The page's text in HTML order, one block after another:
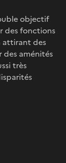
objectif
des fonctions
attirant des
aménités
très